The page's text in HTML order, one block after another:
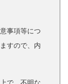
事項等につ
すので、内
で、不明な